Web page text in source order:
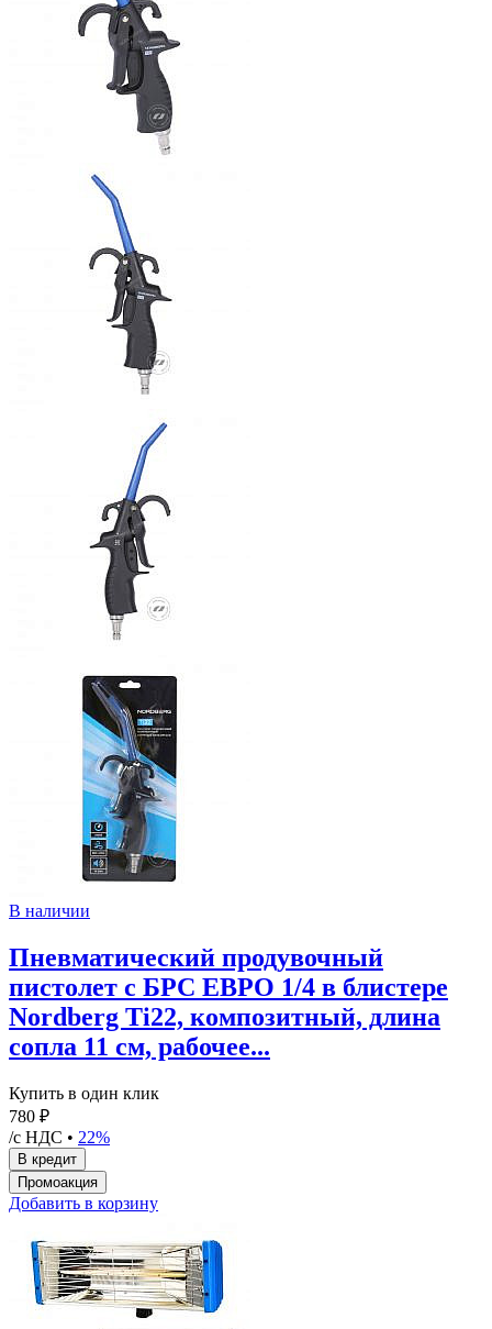
В наличии
Пневматический продувочный
пистолет с БРС ЕВРО 1/4 в блистере
Nordberg Ti22, композитный, длина
сопла 11 см, рабочее...
Купить в один клик
780 ₽
/с НДС • 22%
Добавить в корзину